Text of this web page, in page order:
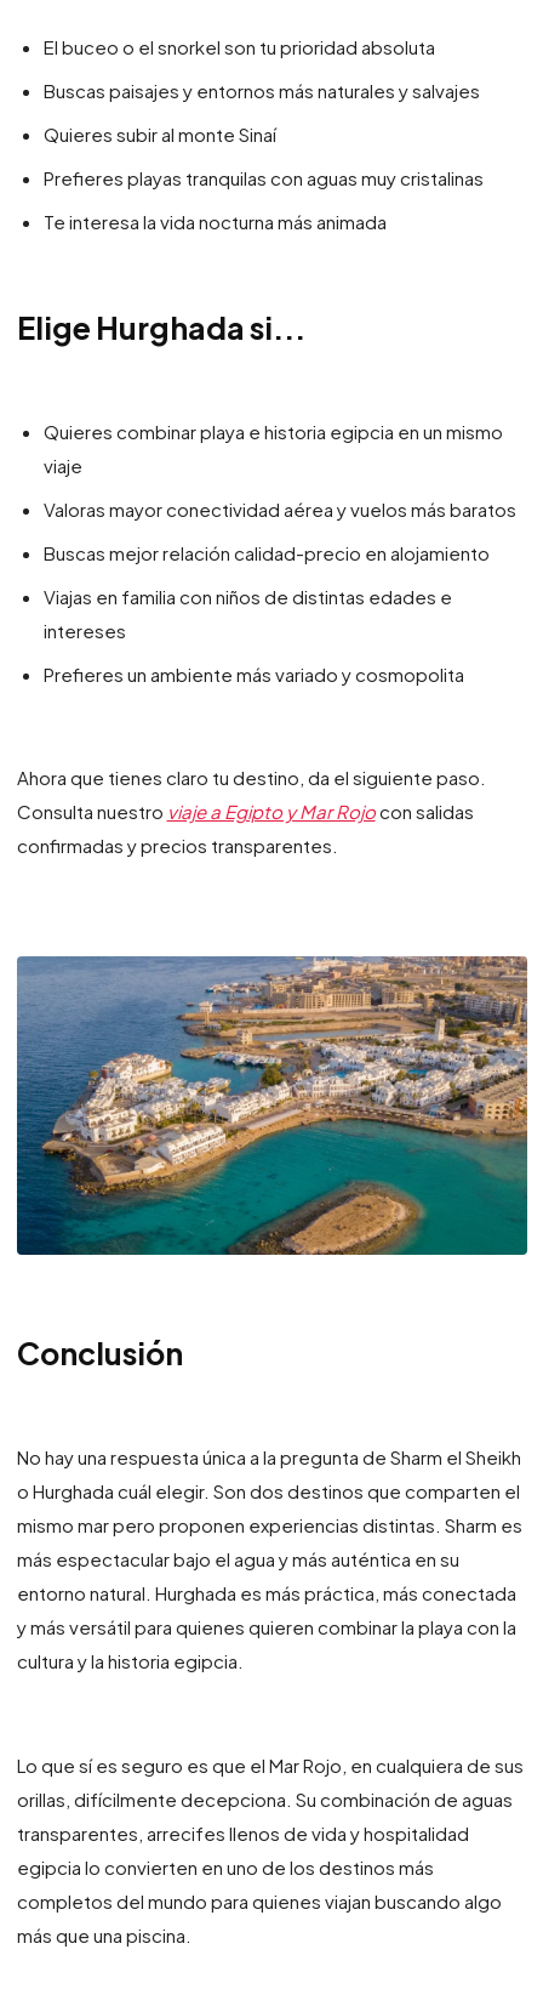
El buceo o el snorkel son tu prioridad absoluta
Buscas paisajes y entornos más naturales y salvajes
Quieres subir al monte Sinaí
Prefieres playas tranquilas con aguas muy cristalinas
Te interesa la vida nocturna más animada
Elige Hurghada si...
Quieres combinar playa e historia egipcia en un mismo
viaje
Valoras mayor conectividad aérea y vuelos más baratos
Buscas mejor relación calidad-precio en alojamiento
Viajas en familia con niños de distintas edades e
intereses
Prefieres un ambiente más variado y cosmopolita
Ahora que tienes claro tu destino, da el siguiente paso.
Consulta nuestro viaje a Egipto y Mar Rojocon salidas
confirmadas y precios transparentes.
Conclusión
No hay una respuesta única a la pregunta de Sharm el Sheikh
o Hurghada cuál elegir. Son dos destinos que comparten el
mismo mar pero proponen experiencias distintas. Sharm es
más espectacular bajo el agua y más auténtica en su
entorno natural. Hurghada es más práctica, más conectada
y más versátil para quienes quieren combinar la playa con la
cultura y la historia egipcia.
Lo que sí es seguro es que el Mar Rojo, en cualquiera de sus
orillas, difícilmente decepciona. Su combinación de aguas
transparentes, arrecifes llenos de vida y hospitalidad
egipcia lo convierten en uno de los destinos más
completos del mundo para quienes viajan buscando algo
más que una piscina.